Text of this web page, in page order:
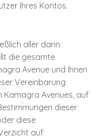
Ihres Kontos.
aller darin
die gesamte
Avenue und Ihnen
Vereinbarung
Kamagra Avenues, auf
dieser
diese
auf